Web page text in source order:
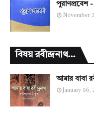
পুরাণপ্রবেশ -
November
বিষয় রবীন্দ্রনাথ...
আমার বাবা
January 06,